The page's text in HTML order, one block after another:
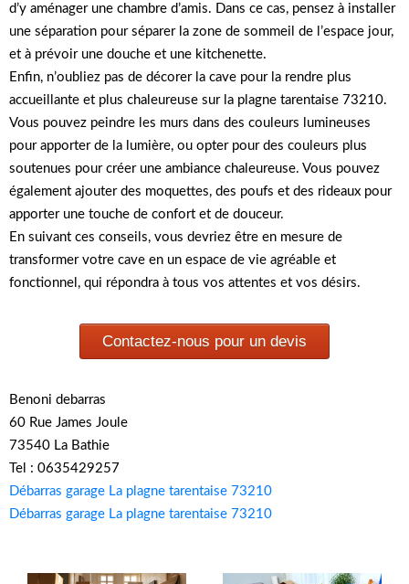
d’y aménager une chambre d’amis. Dans ce cas, pensez à installer
une séparation pour séparer la zone de sommeil de l’espace jour,
et à prévoir une douche et une kitchenette.
Enfin, n’oubliez pas de décorer la cave pour la rendre plus
accueillante et plus chaleureuse sur la plagne tarentaise 73210.
Vous pouvez peindre les murs dans des couleurs lumineuses
pour apporter de la lumière, ou opter pour des couleurs plus
soutenues pour créer une ambiance chaleureuse. Vous pouvez
également ajouter des moquettes, des poufs et des rideaux pour
apporter une touche de confort et de douceur.
En suivant ces conseils, vous devriez être en mesure de
transformer votre cave en un espace de vie agréable et
fonctionnel, qui répondra à tous vos attentes et vos désirs.
Contactez-nous pour un devis
Benoni debarras
60 Rue James Joule
73540 La Bathie
Tel : 0635429257
Débarras garage La plagne tarentaise 73210
Débarras garage La plagne tarentaise 73210